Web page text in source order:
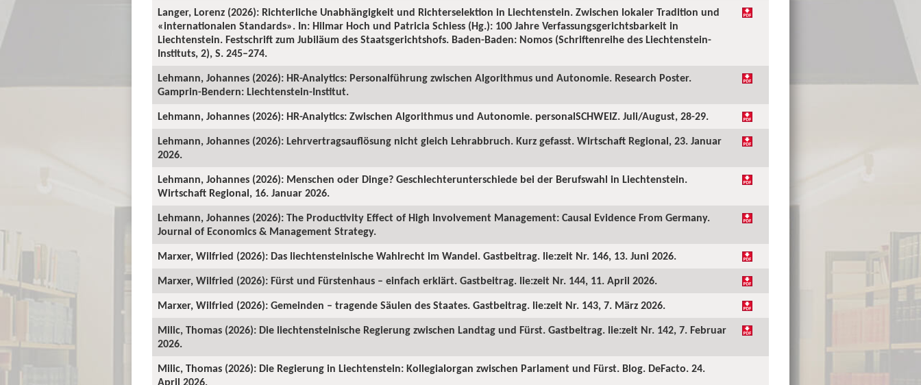
Langer, Lorenz (2026): Richterliche Unabhängigkeit und Richterselektion in Liechtenstein. Zwischen lokaler Tradition und
«internationalen Standards». In: Hilmar Hoch und Patricia Schiess (Hg.): 100 Jahre Verfassungsgerichtsbarkeit in
Liechtenstein. Festschrift zum Jubiläum des Staatsgerichtshofs. Baden-Baden: Nomos (Schriftenreihe des Liechtenstein-
Instituts, 2), S. 245–274.
Lehmann, Johannes (2026): HR-Analytics: Personalführung zwischen Algorithmus und Autonomie. Research Poster.
Gamprin-Bendern: Liechtenstein-Institut.
Lehmann, Johannes (2026): HR-Analytics: Zwischen Algorithmus und Autonomie. personalSCHWEIZ. Juli/August, 28-29.
Lehmann, Johannes (2026): Lehrvertragsauflösung nicht gleich Lehrabbruch. Kurz gefasst. Wirtschaft Regional, 23. Januar
2026.
Lehmann, Johannes (2026): Menschen oder Dinge? Geschlechterunterschiede bei der Berufswahl in Liechtenstein.
Wirtschaft Regional, 16. Januar 2026.
Lehmann, Johannes (2026): The Productivity Effect of High Involvement Management: Causal Evidence From Germany.
Journal of Economics & Management Strategy.
Marxer, Wilfried (2026): Das liechtensteinische Wahlrecht im Wandel. Gastbeitrag. lie:zeit Nr. 146, 13. Juni 2026.
Marxer, Wilfried (2026): Fürst und Fürstenhaus – einfach erklärt. Gastbeitrag. lie:zeit Nr. 144, 11. April 2026.
Marxer, Wilfried (2026): Gemeinden – tragende Säulen des Staates. Gastbeitrag. lie:zeit Nr. 143, 7. März 2026.
Milic, Thomas (2026): Die liechtensteinische Regierung zwischen Landtag und Fürst. Gastbeitrag. lie:zeit Nr. 142, 7. Februar
2026.
Milic, Thomas (2026): Die Regierung in Liechtenstein: Kollegialorgan zwischen Parlament und Fürst. Blog. DeFacto. 24.
April 2026.